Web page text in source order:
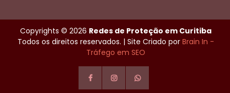
Copyrights © 2026 Redes de Proteção em Curitiba
Todos os direitos reservados. | Site Criado por Brain In -
Tráfego em SEO